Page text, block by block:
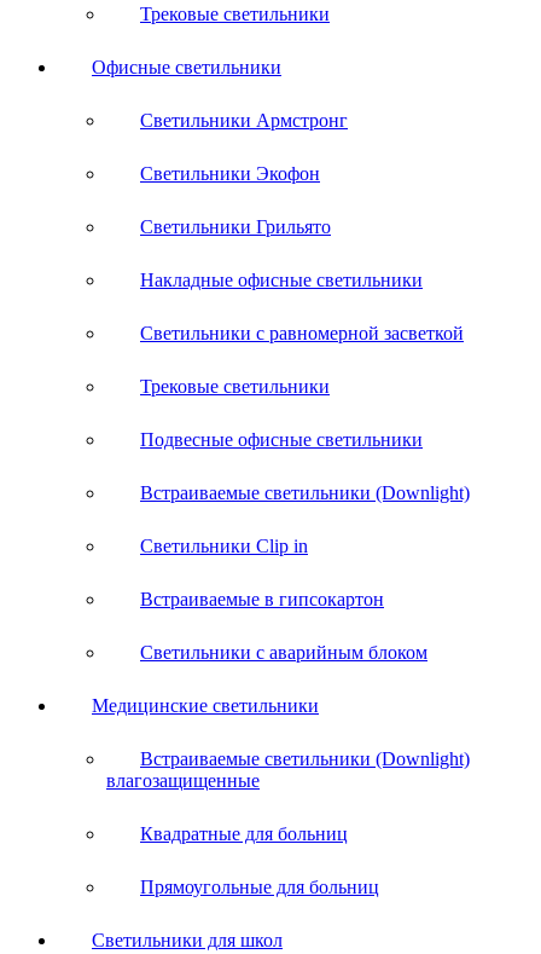
Трековые светильники
Офисные светильники
Светильники Армстронг
Светильники Экофон
Светильники Грильято
Накладные офисные светильники
Светильники с равномерной засветкой
Трековые светильники
Подвесные офисные светильники
Встраиваемые светильники (Downlight)
Светильники Clip in
Встраиваемые в гипсокартон
Светильники с аварийным блоком
Медицинские светильники
Встраиваемые светильники (Downlight)
влагозащищенные
Квадратные для больниц
Прямоугольные для больниц
Светильники для школ